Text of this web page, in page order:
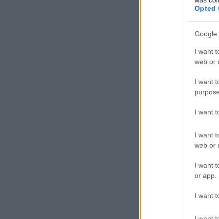
Opted
Google
I want
web or
I want
I want
I want
web or
I want
or app.
I want